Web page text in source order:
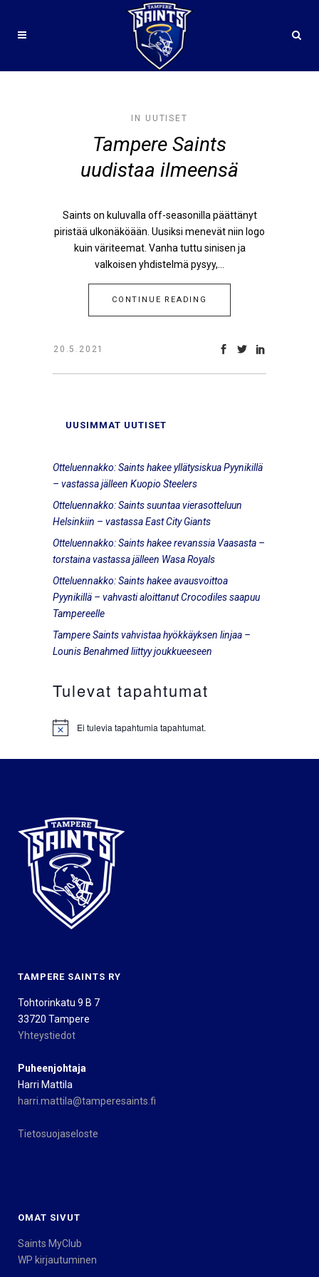
IN UUTISET
Tampere Saints
uudistaa ilmeensä
Saints on kuluvalla off-seasonilla päättänyt
piristää ulkonäköään. Uusiksi menevät niin logo
kuin väriteemat. Vanha tuttu sinisen ja
valkoisen yhdistelmä pysyy,...
CONTINUE READING
20.5.2021
UUSIMMAT UUTISET
Otteluennakko: Saints hakee yllätysiskua Pyynikillä
– vastassa jälleen Kuopio Steelers
Otteluennakko: Saints suuntaa vierasotteluun
Helsinkiin – vastassa East City Giants
Otteluennakko: Saints hakee revanssia Vaasasta –
torstaina vastassa jälleen Wasa Royals
Otteluennakko: Saints hakee avausvoittoa
Pyynikillä – vahvasti aloittanut Crocodiles saapuu
Tampereelle
Tampere Saints vahvistaa hyökkäyksen linjaa –
Lounis Benahmed liittyy joukkueeseen
Tulevat tapahtumat
Notice Ei tulevia tapahtumia tapahtumat.
TAMPERE SAINTS RY
Tohtorinkatu 9 B 7
33720 Tampere
Yhteystiedot
Puheenjohtaja
Harri Mattila
harri.mattila@tamperesaints.fi
Tietosuojaseloste
OMAT SIVUT
Saints MyClub
WP kirjautuminen